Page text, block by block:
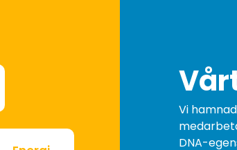
Vi
DNA-